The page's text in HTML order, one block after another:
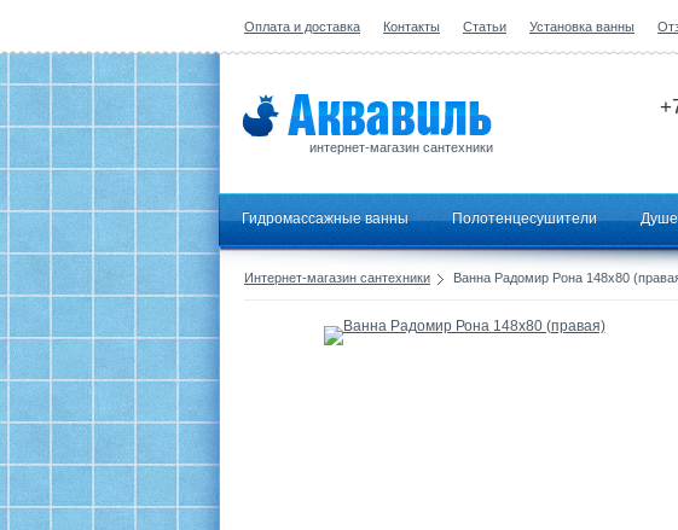
Оплата и доставка Контакты Статьи Установка ванны
интернет-магазин сантехники
Гидромассажные ванны Полотенцесушители
Интернет-магазин сантехники Ванна Радомир Рона 148x80